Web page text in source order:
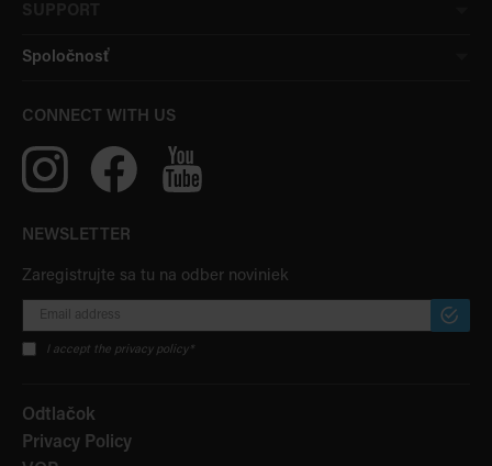
Spoločnosť
CONNECT WITH US
NEWSLETTER
Zaregistrujte sa tu na odber noviniek
I accept the privacy policy*
Odtlačok
Privacy Policy